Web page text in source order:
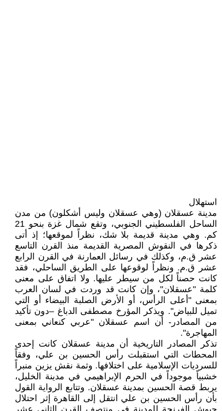
استهلال
مدينة عسقلان (وهي عسقلان وليس أشكلون) من مدن
الساحل الفلسطيني الجنوبي، وتقع شمال غزة بنحو 21
كم. وهي مدينة قديمة بلا شك، نظراً لموقعها؛ إذ أتى
ذكرها في النقوش المصرية القديمة منذ القرن التاسع
عشر ق.م، وكذلك في رسائل العمارنة في القرن الرابع
عشر ق.م. ونظراً لوقوعها على الطريق الساحلي، فقد
كانت حصناً لكل من سيطر عليها. ولا اتفاق على معنى
كلمة "عسقلان"، وإن كانت قد وردت في لسان العرب
بمعنى "أعلى الرأس، أو الأرض الصلبة البيضاء أو التي
تميل للبياض". ويذكر المؤرخ مصطفى الدباغ –دون تأكيد
من المصادر- أن اسم عسقلان "عربي كنعاني بمعنى
المهاجرة".
تذكر المصادر التاريخية أن مدينة عسقلان كانت إحدى
المحطات التي استقبلت رأس الحسين بن علي، وفقاً
للسرديات الإسلامية على اختلافها. وثمة نقش يزين منبراً
خشبياً موجوداً في الحرم الإبراهيمي في مدينة الخليل،
يربط قصة الحسين بمدينة عسقلان. وتتابع الرواية القول
بأن رأس الحسين بن علي انتقل إلى القاهرة إثر احتلال